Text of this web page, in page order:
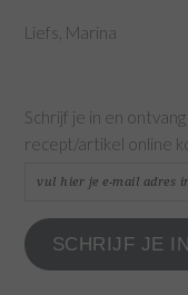
Liefs, Marina
Schrijf je in en
recept/artikel online
vul
je
e-
SCHRIJF JE IN